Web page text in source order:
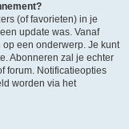
(of favorieten) in je
update was. Vanaf
een onderwerp. Je kunt
Abonneren zal je echter
forum. Notificatieopties
worden via het